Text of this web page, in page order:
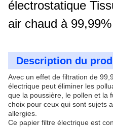
électrostatique
air chaud à
Description du
Avec un effet de filtration de
électrique peut éliminer les
que la poussière, le pollen et la
choix pour ceux qui sont sujets
allergies.
Ce papier filtre électrique est